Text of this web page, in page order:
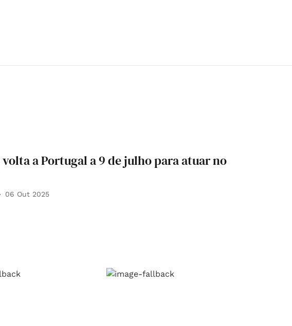
a Portugal a 9 de julho para atuar no
06 Out 2025